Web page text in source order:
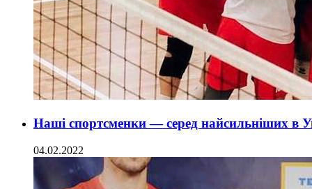
Наші спортсменки — серед найсильніших в
04.02.2022